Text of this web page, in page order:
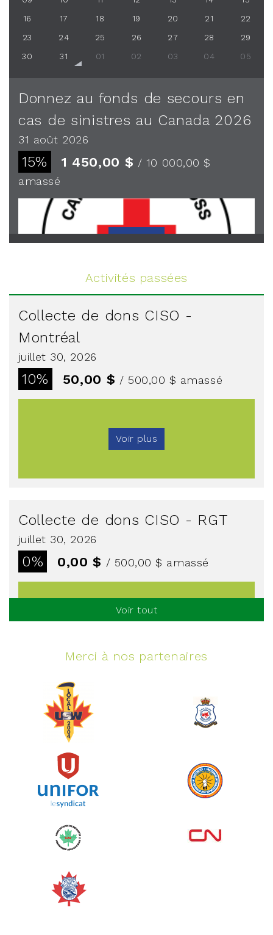
16 17 18 19 20 21 22
23 24 25 26 27 28 29
30 31 01 02 03 04 05
Donnez au fonds de secours en
cas de sinistres au Canada 2026
31 août 2026
15% 1 450,00 $ / 10 000,00 $
amassé
Voir plus
Activités passées
Collecte de dons CISO -
Montréal
juillet 30, 2026
10% 50,00 $ / 500,00 $ amassé
Voir plus
Collecte de dons CISO - RGT
juillet 30, 2026
0% 0,00 $ / 500,00 $ amassé
Voir plus
Événement spinning
juin 10, 2026
amassé
Corporate Challenge Edmonton
Voir tout
Merci à nos partenaires